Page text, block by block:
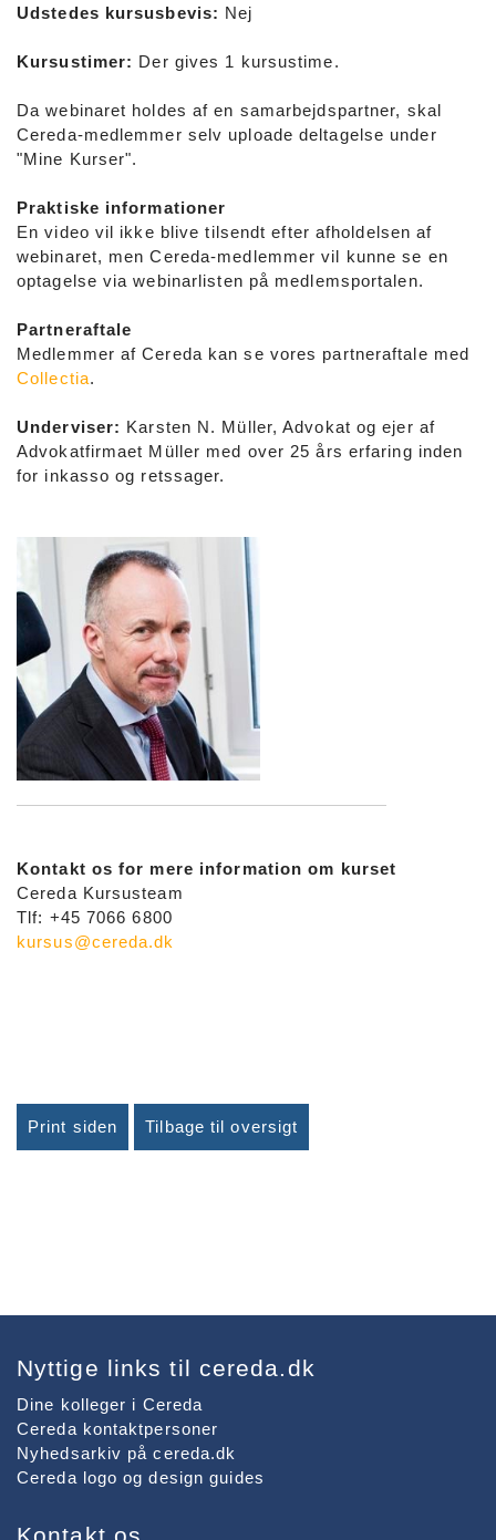
Udstedes kursusbevis: Nej
Kursustimer: Der gives 1 kursustime.
Da webinaret holdes af en samarbejdspartner, skal
Cereda-medlemmer selv uploade deltagelse under
"Mine Kurser".
Praktiske informationer
En video vil ikke blive tilsendt efter afholdelsen af
webinaret, men Cereda-medlemmer vil kunne se en
optagelse via webinarlisten på medlemsportalen.
Partneraftale
Medlemmer af Cereda kan se vores partneraftale med
Collectia.
Underviser: Karsten N. Müller, Advokat og ejer af
Advokatfirmaet Müller med over 25 års erfaring inden
for inkasso og retssager.
Kontakt os for mere information om kurset
Cereda Kursusteam
Tlf: +45 7066 6800
kursus@cereda.dk
Print siden Tilbage til oversigt
Nyttige links til cereda.dk
Dine kolleger i Cereda
Cereda kontaktpersoner
Nyhedsarkiv på cereda.dk
Cereda logo og design guides